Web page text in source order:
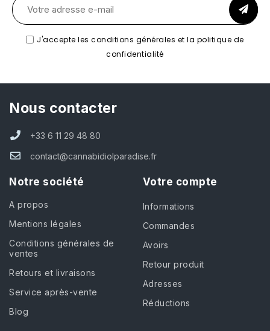
J'accepte les conditions générales et la politique de
confidentialité
Nous contacter
+33 6 11 29 48 80
contact@cannabidiolparadise.fr
Notre société
A propos
Mentions légales
Conditions générales de
ventes
Retours et livraisons
Service après-vente
Blog
Votre compte
Informations
Commandes
Avoirs
Retour produit
Adresses
Réductions